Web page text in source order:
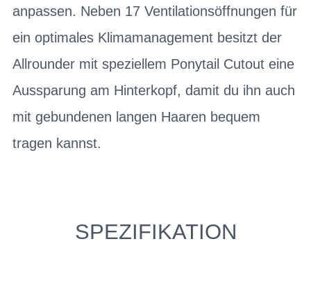
anpassen. Neben 17 Ventilationsöffnungen für
ein optimales Klimamanagement besitzt der
Allrounder mit speziellem Ponytail Cutout eine
Aussparung am Hinterkopf, damit du ihn auch
mit gebundenen langen Haaren bequem
tragen kannst.
SPEZIFIKATION